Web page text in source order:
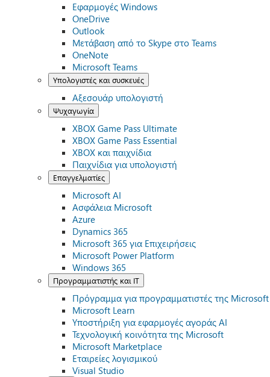
Εφαρμογές Windows
OneDrive
Outlook
Μετάβαση από το Skype στο Teams
OneNote
Microsoft Teams
Υπολογιστές και συσκευές
Αξεσουάρ υπολογιστή
Ψυχαγωγία
XBOX Game Pass Ultimate
XBOX Game Pass Essential
XBOX και παιχνίδια
Παιχνίδια για υπολογιστή
Επαγγελματίες
Microsoft AI
Ασφάλεια Microsoft
Azure
Dynamics 365
Microsoft 365 για Επιχειρήσεις
Microsoft Power Platform
Windows 365
Προγραμματιστής και IT
Πρόγραμμα για προγραμματιστές της Microsoft
Microsoft Learn
Υποστήριξη για εφαρμογές αγοράς AI
Τεχνολογική κοινότητα της Microsoft
Microsoft Marketplace
Εταιρείες λογισμικού
Visual Studio